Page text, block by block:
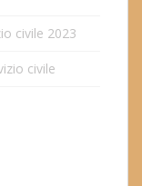
civile 2023
civile